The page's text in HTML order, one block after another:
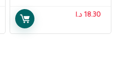
18.30 د.ا